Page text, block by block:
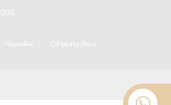
Nouvelles Contactez-Nous